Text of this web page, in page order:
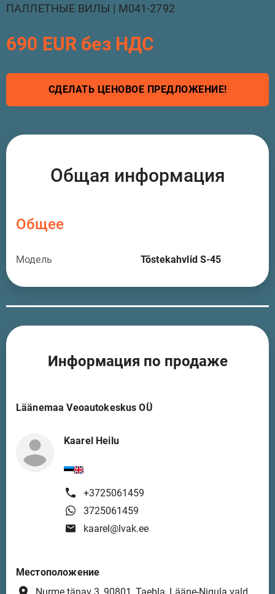
ПАЛЛЕТНЫЕ ВИЛЫ | M041-2792
690 EUR без НДС
СДЕЛАТЬ ЦЕНОВОЕ ПРЕДЛОЖЕНИЕ!
Общая информация
Общее
Модель Tõstekahvlid S-45
Информация по продаже
Läänemaa Veoautokeskus OÜ
Kaarel Heilu
+3725061459
3725061459
kaarel@lvak.ee
Местоположение